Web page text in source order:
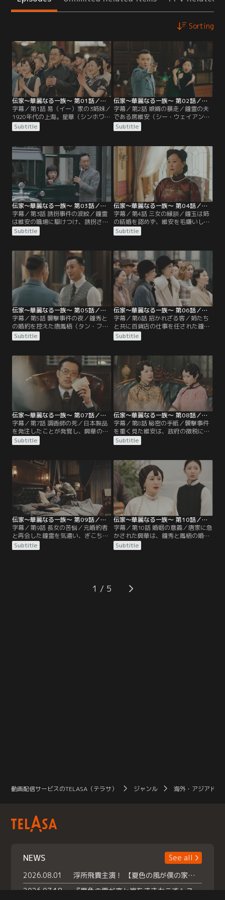
Sorting
伝家～華麗なる一族～ 第01話／字幕
字幕／第1話 易（イー）家の3姉妹／
1920年代の上海。星華（シンホワ）
百貨店の経営でひと財産を築いた易
家では、創業10周年記念式典の準備
の会長である易興華（イー・シンホ
ワ）の誕生日でもあり、家族や親戚
が一堂に会して祝福する。長女の鐘
霊（ジョンリン）を筆頭に、興華の
子供たちが趣向を凝らした贈り物を
披露する中…。
Subtitle
伝家～華麗なる一族～ 第02話／字幕
字幕／第2話 娘婿の暴走／鐘霊の夫
である席維安（シー・ウェイアン）
は司令官として権勢を振るう一方、
妻との不仲に悩んでいた。また政府
感を買う行動を控えるよう、娘婿と
して忠告する。そんな中、維安は新
年の贈り物をするため易家に骨董商
人を招き入れるが、商人一行に潜ん
でいた刺客が銃を持ち出したため、
とっさに撃ち殺してしまう。
Subtitle
伝家～華麗なる一族～ 第03話／字幕
字幕／第3話 誘拐事件の波紋／鐘霊
は維安の職場に駆けつけ、誘拐され
た妹の鐘玉を助けてほしいと懇願す
る。維安は易家が政府の不興を買っ
いると疑う。一方、鐘玉を拘束して
いた誘拐犯は、自分が仲間から見捨
てられたと知り、鐘玉を海に落とし
て逃走してしまう。自力で陸へと上
がった鐘玉は、偶然出会った男に助
けられるが…。
Subtitle
伝家～華麗なる一族～ 第04話／字幕
字幕／第4話 三女の縁談／鐘玉は姉
の結婚を認めず、維安を毛嫌いして
いたが、誘拐事件を解決してもらっ
たことで態度を改める。そんな鐘玉
語り、いかに妻を想っているかを語
る。そんな中、興華は妻の黄瑩如
（ホアン・インルー）に、三女の鐘
秀（ジョンシウ）に来た縁談につい
て相談する。
Subtitle
伝家～華麗なる一族～ 第05話／字幕
字幕／第5話 襲撃事件の夜／鐘秀と
の婚約を控えた唐鳳梧（タン・フォ
ンウー）が易家に滞在することに。
鳳梧は維安とも意気投合して一同で
華が帰宅しない。すると維安に租界
で襲撃事件があったと報告が入る。
襲われたのは興華のいるビルだった
が、興華はある青年に命を救われて
いた。鐘玉は青年が誘拐犯だと気づ
Subtitle
伝家～華麗なる一族～ 第06話／字幕
字幕／第6話 招かれざる客／姉たち
と共に百貨店の仕事を任された鐘秀
は、友人である劉清芬（リウ・チン
フェン）の協力で集客のためのダン
ある易寄徳（イー・ジードー）は、
3姉妹を経営から追い出そうと企
み、偽のクレーム客を送り込むが、
鐘霊にうまく対処されてしまう。3
姉妹は無事に初出勤を終えるが、そ
の午後…。
Subtitle
伝家～華麗なる一族～ 第07話／字幕
字幕／第7話 調香師の死／日本製品
を発注したことが発覚し、興華の逆
鱗に触れた鐘玉。寄徳と副社長の王
本初（ワン・ベンチュー）が仕組ん
責めるが、興華の怒りは解けない。
経営から外され落ち込む鐘玉は屋敷
内を散歩中、自分を誘拐した沈彬
（シェン・ビン）と遭遇し、お互い
の腹を探り合う。
Subtitle
伝家～華麗なる一族～ 第08話／字幕
字幕／第8話 秘密の手紙／襲撃事件
を重く見た維安は、政府の徴税に抵
抗する興華の身を案じ、政治に干渉
しないよう再三説得する。一方、鐘
た寄徳が襲われたため、身の危険を
感じた妹の易寄漁（イー・ジーユ
ー）と母の范燕秋（ファン・イエン
チウ）が易邸に移り住むことに。屋
敷内が慌ただしくなる中、瑩如の元
に差出人不明の手紙が届き…。
Subtitle
伝家～華麗なる一族～ 第09話／字幕
字幕／第9話 長女の苦悩／元婚約者
と再会した鐘霊を気遣い、ぎこちな
い空気が流れる易家。だが鐘霊は自
分よりも、鐘秀と鳳梧の仲を心配し
せる興華が帰宅を渋り、残業してい
た沈彬と屋台で夜食を食べている
Subtitle
伝家～華麗なる一族～ 第10話／字幕
字幕／第10話 婚姻の意義／唐家に急
かされた興華は、鐘秀と鳳梧の婚約
話を進めるため、鐘霊に準備を進め
るよう命じる。母親である瑩如は、
い。一方、アンティーク絵画の表装
を依頼するため外出した鐘霊の前
Subtitle
1
動画配信サービスのTELASA（テラサ） ジャンル 海外・アジアドラ
NEWS
See all
2026.08.01
浮所飛貴主演！ 【夏色の風が僕の家にやってきた】 本日よりテラサで独占配信スタート！
2026.07.18
『夏色の雲が恋と嵐をまきおこす』スペシャルメイキング 【Part1】2026年７月18日（土）23時30分～配信スタート！話題のシーンの裏側を大公開！豪華キャスト大集合！ 『武宮家 真夏の家族会議』開催！